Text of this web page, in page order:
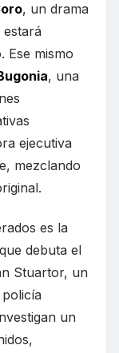
, un drama
estará
Ese mismo
, una
ejecutiva
mezclando
es la
debuta el
Stuartor, un
un